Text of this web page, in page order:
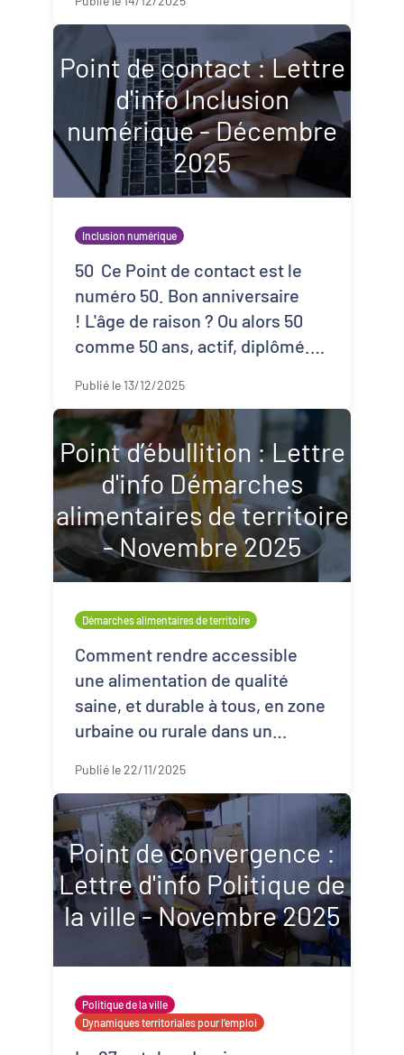
Point de contact : Lettre
d'info Inclusion
numérique - Décembre
2025
Inclusion numérique
50 Ce Point de contact est le
numéro 50. Bon anniversaire
! L'âge de raison ? Ou alors 50
comme 50 ans, actif, diplômé...
...
Publié le 13/12/2025
Point d’ébullition : Lettre
d'info Démarches
alimentaires de territoire
- Novembre 2025
Démarches alimentaires de territoire
Comment rendre accessible
une alimentation de qualité
saine, et durable à tous, en zone
urbaine ou rurale dans un
Inspirez-vous des modèles
existants, pour les a ...
Publié le 22/11/2025
Point de convergence :
Lettre d'info Politique de
la ville - Novembre 2025
Politique de la ville
Dynamiques territoriales pour l’emploi